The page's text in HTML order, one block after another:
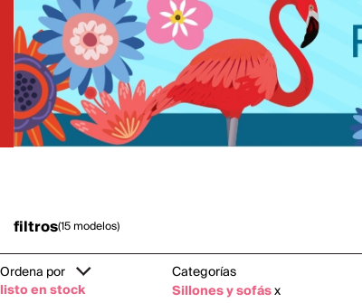
filtros(15 modelos)
Ordena por
listo en stock
Categorías
Sillones y sofásx